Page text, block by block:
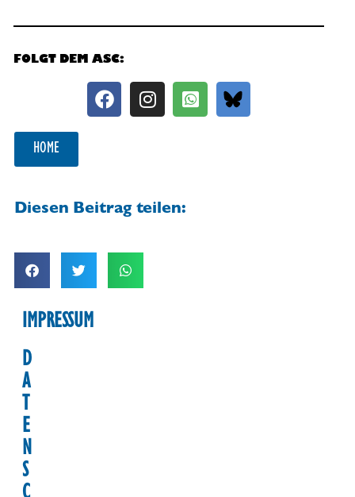
FOLGT DEM ASC:
HOME
Diesen Beitrag teilen:
IMPRESSUM
D
A
T
E
N
S